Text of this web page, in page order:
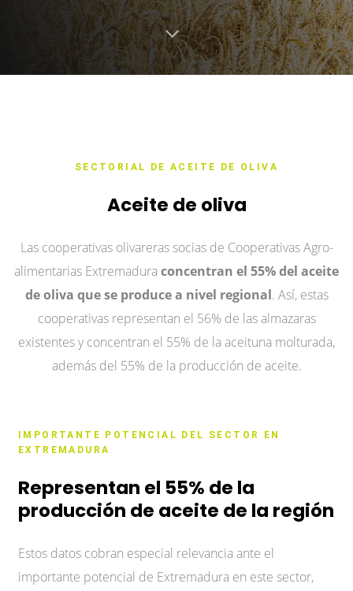
SECTORIAL DE ACEITE DE OLIVA
Aceite de oliva
Las cooperativas olivareras socias de Cooperativas Agro-
alimentarias Extremadura concentran el 55% del aceite
de oliva que se produce a nivel regional. Así, estas
cooperativas representan el 56% de las almazaras
existentes y concentran el 55% de la aceituna molturada,
además del 55% de la producción de aceite.
IMPORTANTE POTENCIAL DEL SECTOR EN
EXTREMADURA
Representan el 55% de la
producción de aceite de la región
Estos datos cobran especial relevancia ante el
importante potencial de Extremadura en este sector,